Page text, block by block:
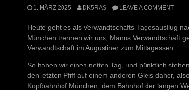
1. MÄRZ 2025 DK5RAS LEAVE A COMMENT
Heute geht es als Verwandtschafts-Tagesausflug
München trennen wir uns, Manus Verwandtschaft
Verwandtschaft im Augustiner zum Mittagessen.
So haben wir einen netten Tag, und pünktlich
den letzten Pfiff auf einem anderen Gleis daher,
Kopfbahnhof München, dem Bahnhof der langen